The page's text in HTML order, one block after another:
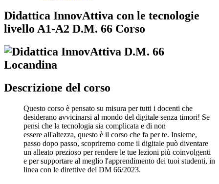
Didattica InnovAttiva con le tecnologie
livello A1-A2 D.M. 66 Corso
Descrizione del corso
Questo corso è pensato su misura per tutti i docenti che
desiderano avvicinarsi al mondo del digitale senza timori! Se
pensi che la tecnologia sia complicata e di non
essere all'altezza, questo è il corso che fa per te. Insieme,
passo dopo passo, scopriremo come il digitale può diventare
un alleato prezioso per rendere le tue lezioni più coinvolgenti
e per supportare al meglio l'apprendimento dei tuoi studenti, in
linea con le direttive del DM 66/2023.